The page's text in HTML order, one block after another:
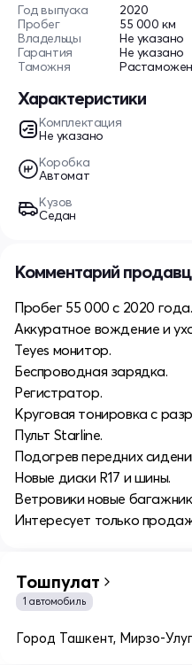
Год выпуска
2020
Пробег
55 000 км
Владельцы
Не указано
Гарантия
Не указано
Таможня
Растаможен
Характеристики
Комплектация
Не указано
Коробка
Автомат
Кузов
Седан
Комментарий
Пробег 55 000 с 2020
Аккуратное вождение и
Teyes монитор.
Беспроводная зарядка.
Регистратор.
Круговая тонировка с
Пульт Starline.
Подогрев передних
Новые диски R17 и шины.
Ветровики новые
Интересует только
Тошпулат
1 автомобиль
Город Ташкент, Мирзо-